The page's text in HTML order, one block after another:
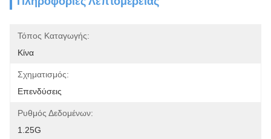
Τόπος Καταγωγής:
Κίνα
Σχηματισμός:
Επενδύσεις
Ρυθμός Δεδομένων:
1.25G